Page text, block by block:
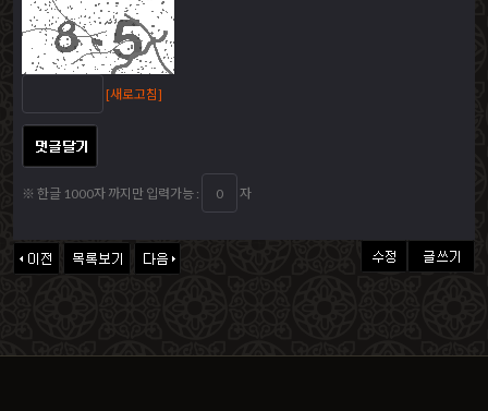
[새로고침]
※ 한글 1000자 까지만 입력가능 : 자